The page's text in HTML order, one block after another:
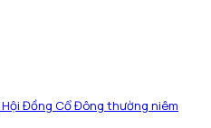
Đồng Cổ Đông thường niêm